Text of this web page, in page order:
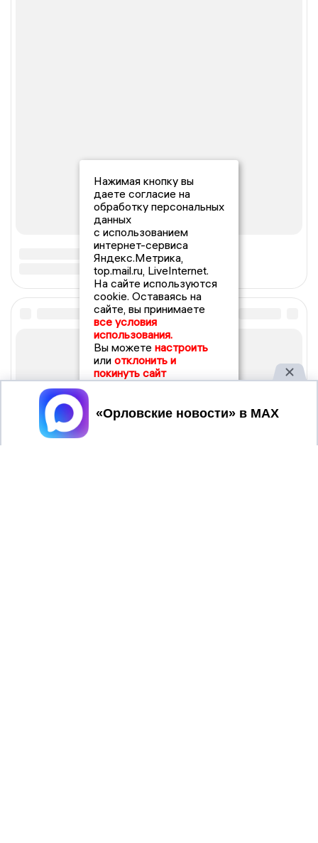
Нажимая кнопку вы
даете согласие на
обработку персональных
данных
с использованием
интернет-сервиса
Яндекс.Метрика,
top.mail.ru, LiveInternet.
На сайте используются
cookie. Оставаясь на
сайте, вы принимаете
все условия
использования.
Вы можете настроить
или отклонить и
покинуть сайт
Принять